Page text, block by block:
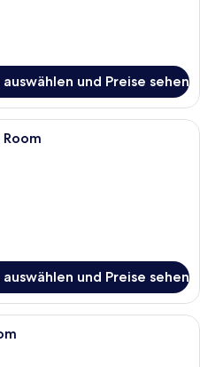
und Preise sehen
Ein Hotelzimmer mit Bett,
und Preise sehen
Ein Hotelzimmer mit zwei Betten,